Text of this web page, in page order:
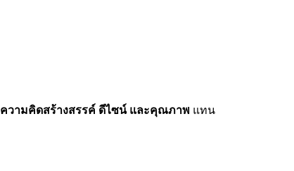
ความคิดสร้างสรรค์ ดีไซน์ และคุณภาพ แทน